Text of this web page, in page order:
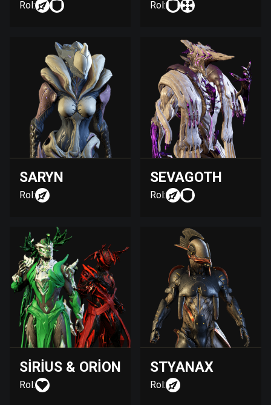
Rol: Rol:
SARYN
Rol:
SEVAGOTH
Rol:
SIRIUS & ORION
Rol:
STYANAX
Rol: